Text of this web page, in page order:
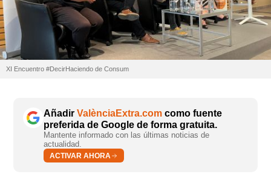
XI Encuentro #DecirHaciendo de Consum
Añadir ValènciaExtra.com como fuente
preferida de Google de forma gratuita.
Mantente informado con las últimas noticias de
actualidad.
ACTIVAR AHORA